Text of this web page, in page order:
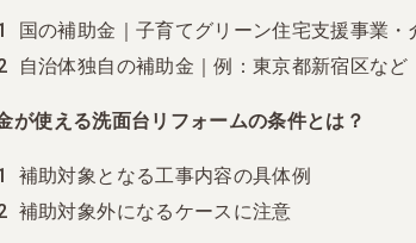
国の補助金｜子育てグリーン住宅支援事業・
自治体独自の補助金｜例：東京都新宿区など
が使える洗面台リフォームの条件とは？
補助対象となる工事内容の具体例
補助対象外になるケースに注意